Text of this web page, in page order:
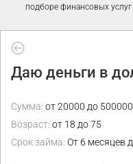
подборе финансовых
Даю деньги в
Сумма: от 20000 до
Возраст: от 18 до 75
Срок займа: От 6 месяцев